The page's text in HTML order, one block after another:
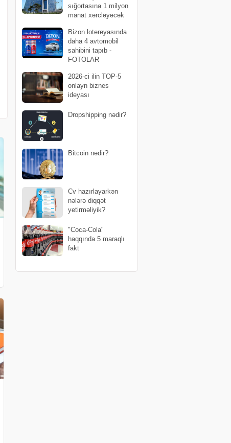
sığortasına 1 milyon
manat xərcləyəcək
Bizon lotereyasında
daha 4 avtomobil
sahibini tapıb -
FOTOLAR
2026-ci ilin TOP-5
onlayn biznes
ideyası
Dropshipping nədir?
Bitcoin nədir?
Cv hazırlayarkən
nələrə diqqət
yetirməliyik?
"Coca-Cola"
haqqında 5 maraqlı
fakt